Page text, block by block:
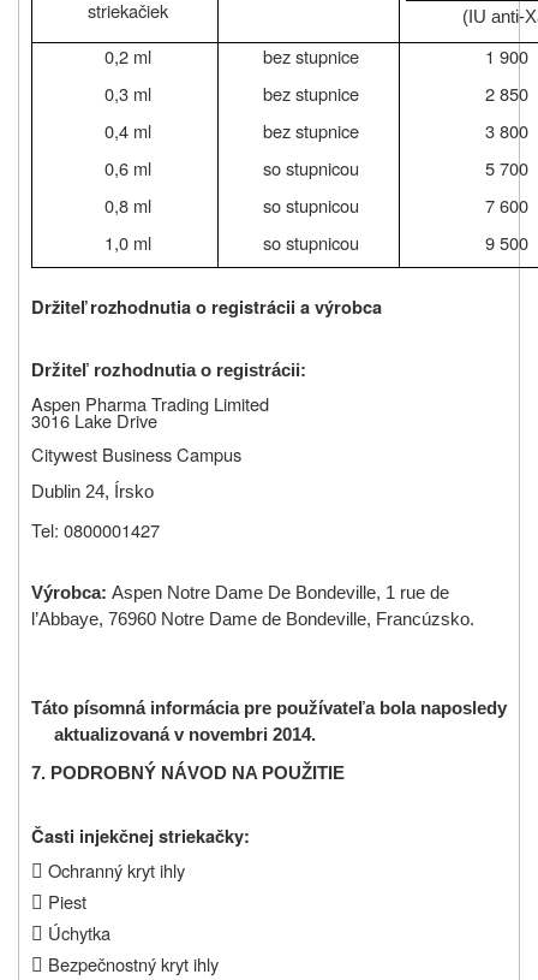
striekačiek
(IU anti-
0,2 ml bez stupnice
1 900
0,3 ml
bez stupnice
2 850
0,4 ml
bez stupnice
3 800
0,6 ml
so stupnicou
5 700
0,8 ml
so stupnicou
7 600
1,0 ml
so stupnicou 9 500
Držiteľ rozhodnutia o registrácii a výrobca
Držiteľ rozhodnutia o registrácii:
Aspen Pharma Trading Limited
3016 Lake Drive
Citywest Business Campus
Dublin 24, Írsko
Tel: 0800001427
Výrobca: Aspen Notre Dame De Bondeville, 1 rue de
l’Abbaye, 76960 Notre Dame de Bondeville, Francúzsko.
Táto písomná informácia pre používateľa bola naposledy
aktualizovaná v novembri 2014.
7. PODROBNÝ NÁVOD NA POUŽITIE
Časti injekčnej striekačky:
 Ochranný kryt ihly
 Piest
 Úchytka
 Bezpečnostný kryt ihly